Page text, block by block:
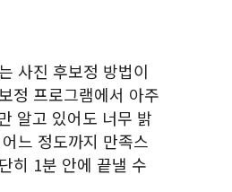
사진 후보정 방법이
정 프로그램에서 아주
알고 있어도 너무 밝
느 정도까지 만족스
히 1분 안에 끝낼 수